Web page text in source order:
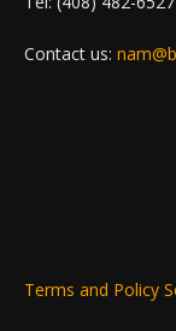
Contact us:
Terms and Policy